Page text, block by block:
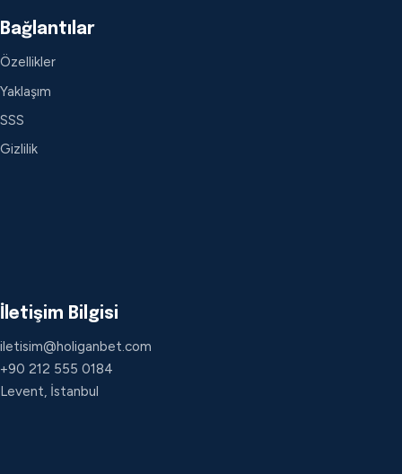
Bağlantılar
Özellikler
Yaklaşım
SSS
Gizlilik
İletişim Bilgisi
iletisim@holiganbet.com
+90 212 555 0184
Levent, İstanbul